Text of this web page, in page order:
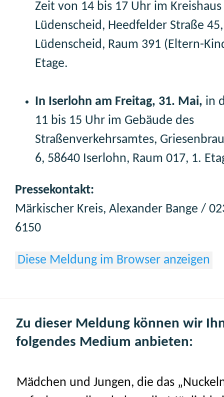
Zeit von 14 bis 17 Uhr im Kreishaus
Lüdenscheid, Heedfelder Straße
Lüdenscheid, Raum 391 (Eltern-
Etage.
In Iserlohn am Freitag, 31. Mai, in
11 bis 15 Uhr im Gebäude des
Straßenverkehrsamtes,
6, 58640 Iserlohn, Raum 017, 1.
Pressekontakt:
Märkischer Kreis, Alexander Bange /
6150
Diese Meldung im Browser anzeigen
Zu dieser Meldung können wir
folgendes Medium anbieten:
Mädchen und Jungen, die das